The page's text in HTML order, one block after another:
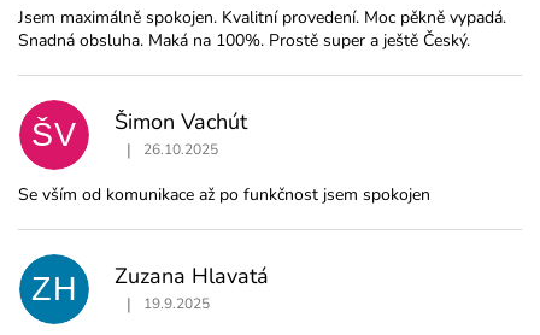
o
d
n
c
e
n
í
Jsem maximálně spokojen. Kvalitní provedení. Moc pěkně vypadá.
Snadná obsluha. Maká na 100%. Prostě super a ještě Český.
ŠV Šimon Vachút
Hodnocení produktu je 5 z 5 hvězdiček.
| 26.10.2025
Se vším od komunikace až po funkčnost jsem spokojen
ZH Zuzana Hlavatá
Hodnocení produktu je 5 z 5 hvězdiček.
| 19.9.2025